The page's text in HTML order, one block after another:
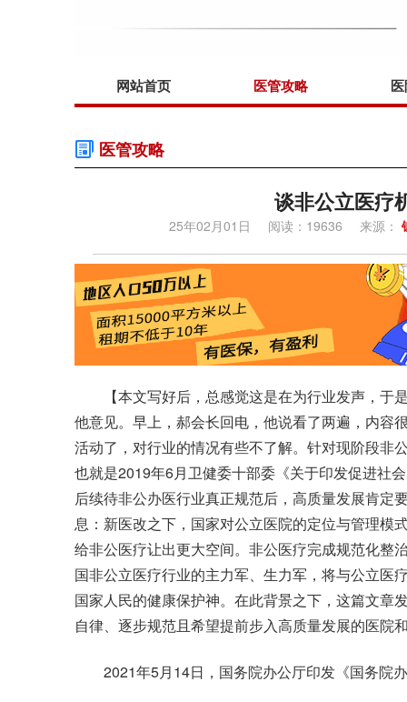
网站首页 医管攻略
医管攻略
谈非公立医疗
25年02月01日 阅读：19636 来源：
【本文写好后，总感觉这是在为行业发声，于
他意见。早上，郝会长回电，他说看了两遍，内容
活动了，对行业的情况有些不了解。针对现阶段非
也就是2019年6月卫健委十部委《关于印发促进社
后续待非公办医行业真正规范后，高质量发展肯定
息：新医改之下，国家对公立医院的定位与管理模
给非公医疗让出更大空间。非公医疗完成规范化整
国非公立医疗行业的主力军、生力军，将与公立医
国家人民的健康保护神。在此背景之下，这篇文章
自律、逐步规范且希望提前步入高质量发展的医
2021年5月14日，国务院办公厅印发《国务院